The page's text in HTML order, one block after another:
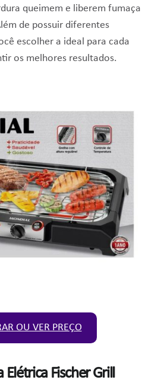
queimem e liberem fumaça
de possuirdiferentes
escolher a ideal para cada
os melhores resultados.
OU VER PREÇO
Elétrica Fischer Grill